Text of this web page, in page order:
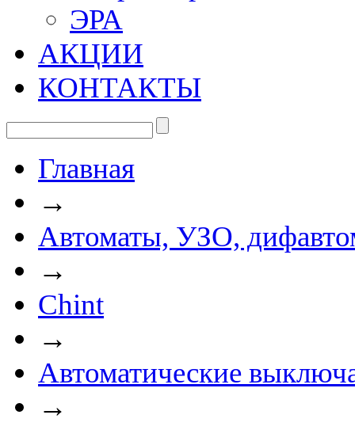
ЭРА
АКЦИИ
КОНТАКТЫ
Главная
→
Автоматы, УЗО,
→
Chint
→
Автоматические
→